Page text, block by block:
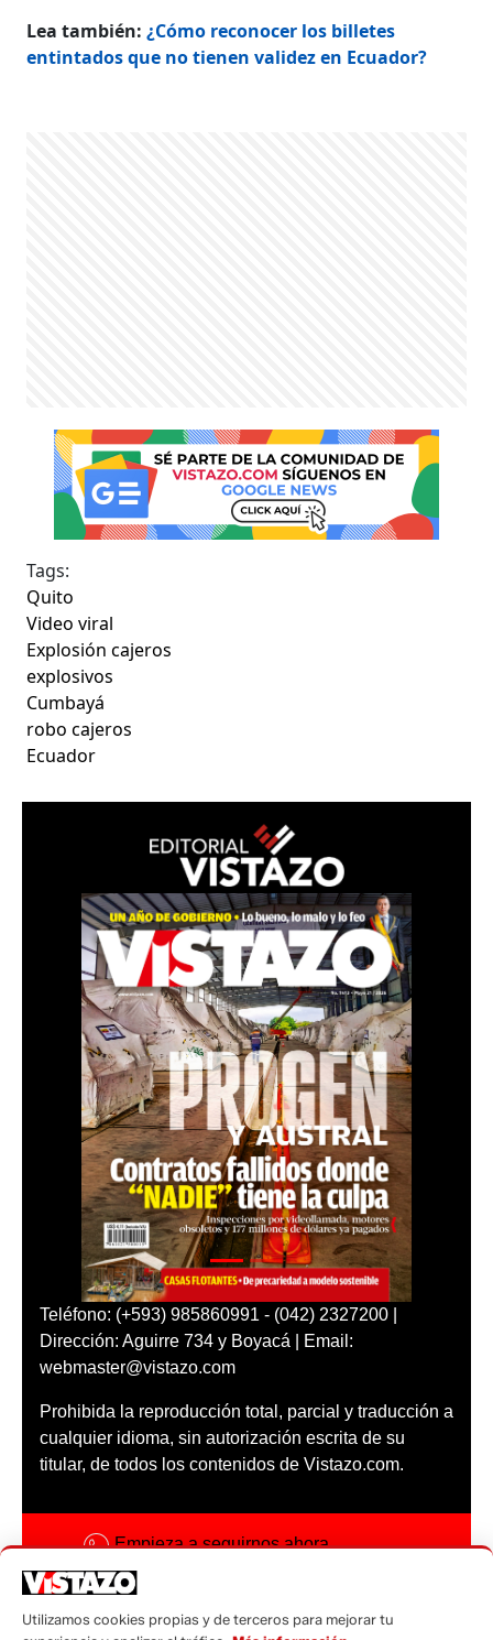
Lea también:¿Cómo reconocer los billetes
entintados que no tienen validez en Ecuador?
Tags:
Quito
Video viral
Explosión cajeros
explosivos
Cumbayá
robo cajeros
Ecuador
Teléfono: (+593) 985860991 - (042) 2327200 |
Dirección: Aguirre 734 y Boyacá | Email:
webmaster@vistazo.com
Prohibida la reproducción total, parcial y traducción a
cualquier idioma, sin autorización escrita de su
titular, de todos los contenidos de Vistazo.com.
Empieza a seguirnos ahora
Código ética
Utilizamos cookies propias y de terceros para mejorar tu